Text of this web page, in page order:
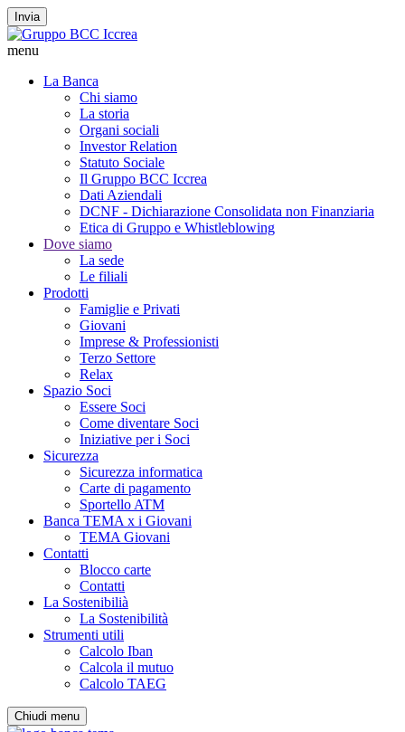
Invia
menu
La Banca
Chi siamo
La storia
Organi sociali
Investor Relation
Statuto Sociale
Il Gruppo BCC Iccrea
Dati Aziendali
DCNF - Dichiarazione Consolidata non Finanziaria
Etica di Gruppo e Whistleblowing
Dove siamo
La sede
Le filiali
Prodotti
Famiglie e Privati
Giovani
Imprese & Professionisti
Terzo Settore
Relax
Spazio Soci
Essere Soci
Come diventare Soci
Iniziative per i Soci
Sicurezza
Sicurezza informatica
Carte di pagamento
Sportello ATM
Banca TEMA x i Giovani
TEMA Giovani
Contatti
Blocco carte
Contatti
La Sostenibilià
La Sostenibilità
Strumenti utili
Calcolo Iban
Calcola il mutuo
Calcolo TAEG
Chiudi menu